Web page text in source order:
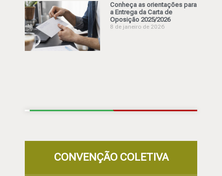
Conheça as orientações para
a Entrega da Carta de
Oposição 2025/2026
8 de janeiro de 2026
CONVENÇÃO COLETIVA